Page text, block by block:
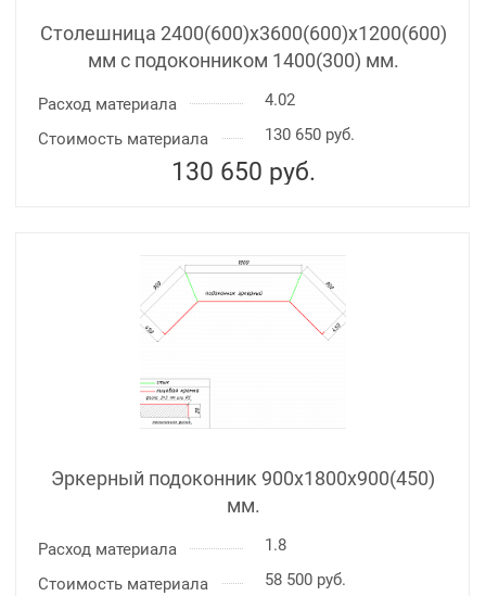
Столешница 2400(600)х3600(600)x1200(600)
мм с подоконником 1400(300) мм.
Расход материала
4.02
Стоимость материала
130 650 руб.
130 650 руб.
Эркерный подоконник 900х1800х900(450)
мм.
Расход материала
1.8
Стоимость материала
58 500 руб.